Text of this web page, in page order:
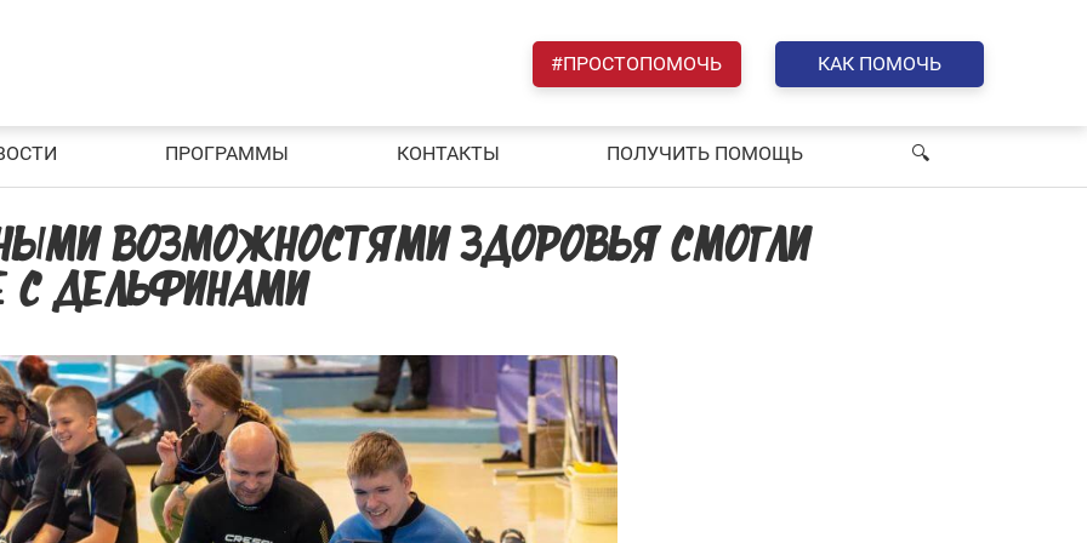
#ПРОСТОПОМОЧЬ КАК ПОМОЧЬ
ПРОГРАММЫ КОНТАКТЫ ПОЛУЧИТЬ ПОМОЩЬ 🔍︎
ВОЗМОЖНОСТЯМИ ЗДОРОВЬЯ СМОГЛИ
С ДЕЛЬФИНАМИ